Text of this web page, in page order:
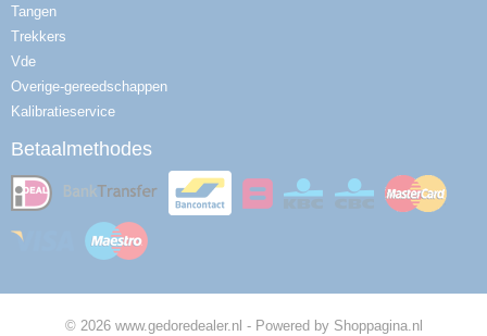
Tangen
Trekkers
Vde
Overige-gereedschappen
Kalibratieservice
Betaalmethodes
© 2026 www.gedoredealer.nl - Powered by Shoppagina.nl